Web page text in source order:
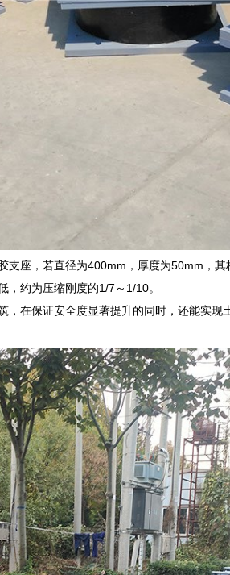
座，若直径为400mm，厚度为50mm，其
，约为压缩刚度的1/7～1/10。
，在保证安全度显著提升的同时，还能实